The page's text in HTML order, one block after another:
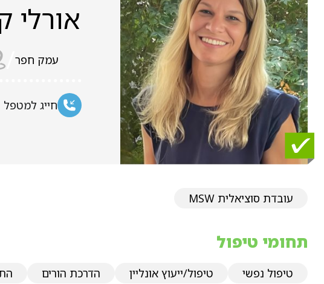
אורלי
עמק חפר
חייג למטפל
עובדת סוציאלית MSW
תחומי טיפול
טיפול נפשי טיפול/ייעוץ אונליין הדרכת הורים